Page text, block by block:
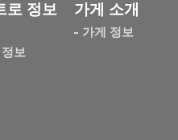
로 정보
보
가게 소개
가게 정보